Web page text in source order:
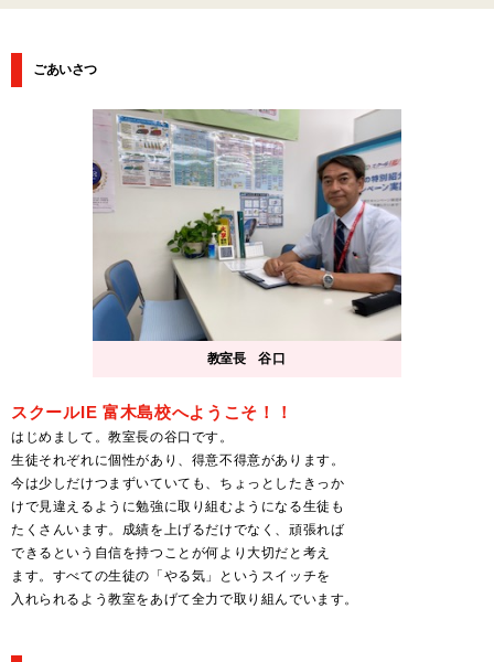
ごあいさつ
教室長 谷口
スクールIE 富木島校へようこそ！！
はじめまして。教室長の谷口です。
生徒それぞれに個性があり、得意不得意があります。
今は少しだけつまずいていても、ちょっとしたきっか
けで見違えるように勉強に取り組むようになる生徒も
たくさんいます。成績を上げるだけでなく、頑張れば
できるという自信を持つことが何より大切だと考え
ます。すべての生徒の「やる気」というスイッチを
入れられるよう教室をあげて全力で取り組んでいます。